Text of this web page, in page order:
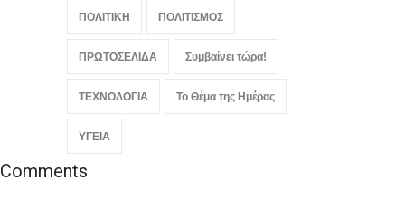
ΠΟΛΙΤΙΚΗ ΠΟΛΙΤΙΣΜΟΣ
ΠΡΩΤΟΣΕΛΙΔΑ Συμβαίνει τώρα!
ΤΕΧΝΟΛΟΓΙΑ Το Θέμα της Ημέρας
ΥΓΕΙΑ
Comments